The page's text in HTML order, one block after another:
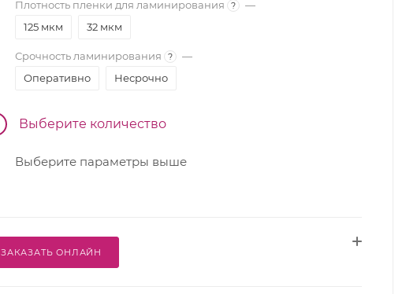
Плотность пленки для ламинирования ?
—
125 мкм
32 мкм
Срочность ламинирования ?
—
Оперативно
Несрочно
Выберите количество
Выберите параметры выше
ЗАКАЗАТЬ ОНЛАЙН